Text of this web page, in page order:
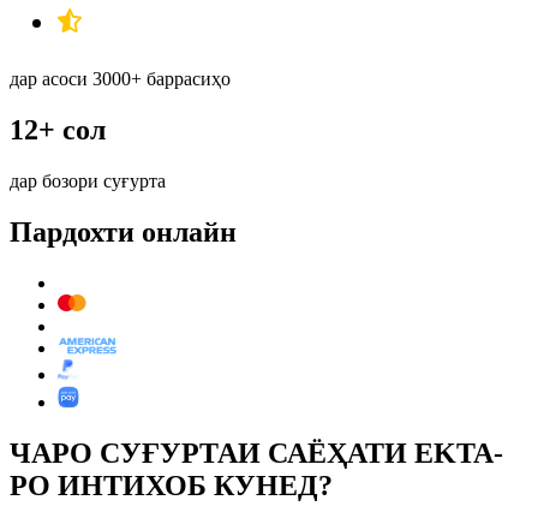
дар асоси 3000+ баррасиҳо
12+ сол
дар бозори суғурта
Пардохти онлайн
ЧАРО СУҒУРТАИ САЁҲАТИ EKTA-
РО ИНТИХОБ КУНЕД?